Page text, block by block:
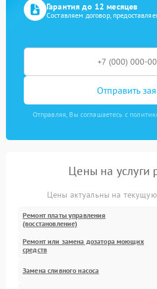
Гарантия до 12 месяцев
Составляем договор,
Отправить
Отправляя, Вы соглашаетесь с
Цены на услуги
Цены актуальны на
Ремонт платы управления
(восстановление)
Ремонт или замена дозатора моющих
средств
Замена сливного насоса